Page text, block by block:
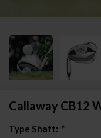
Callaway CB12
Type Shaft: *